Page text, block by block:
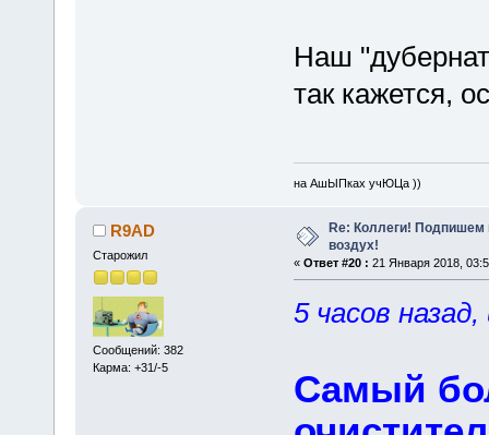
Наш
так кажется,
на АшЫПках учЮЦа ))
R9AD
Старожил
Сообщений: 382
Карма: +31/-5
Re: Коллеги! Подпишем
воздух!
« Ответ #20 : 21 Января 2018,
5 часов
Самый